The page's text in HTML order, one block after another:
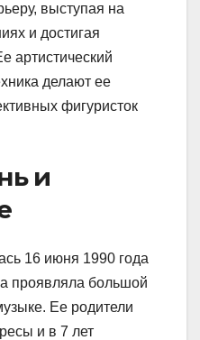
выступая на
и достигая
артистический
делают ее
фигуристок
и
16 июня 1990 года
проявляла большой
Ее родители
и в 7 лет